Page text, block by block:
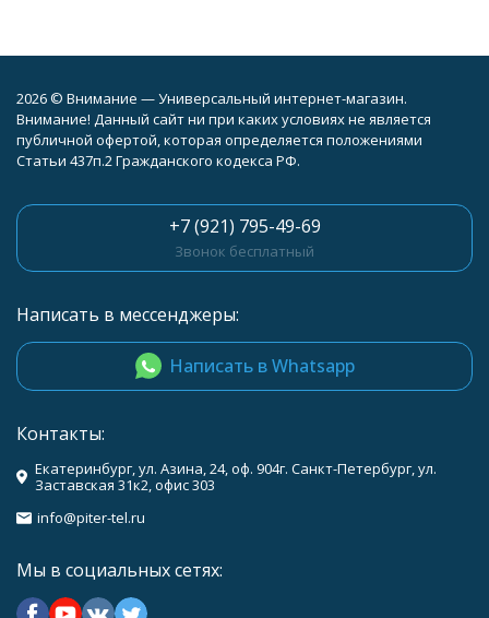
2026 © Внимание — Универсальный интернет-магазин.
Внимание! Данный сайт ни при каких условиях не является
публичной офертой, которая определяется положениями
Статьи 437п.2 Гражданского кодекса РФ.
+7 (921) 795-49-69
Звонок бесплатный
Написать в мессенджеры:
Написать в Whatsapp
Контакты:
Екатеринбург, ул. Азина, 24, оф. 904г. Санкт-Петербург, ул.
Заставская 31к2, офис 303
info@piter-tel.ru
Мы в социальных сетях: